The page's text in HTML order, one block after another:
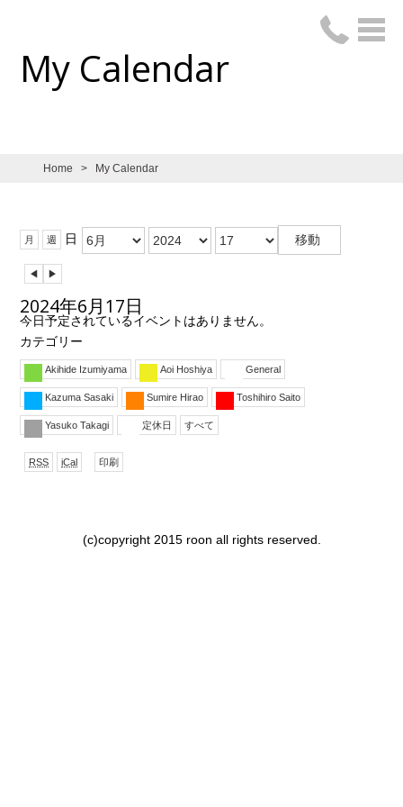
My Calendar
Home > My Calendar
月 週 日 月: 年: 日:
前
へ
次
へ
2024年6月17日
今日予定されているイベントはありません。
カテゴリー
Akihide Izumiyama Aoi Hoshiya General
Kazuma Sasaki Sumire Hirao Toshihiro Saito
Yasuko Takagi 定休日 すべて
RSS
購
iCal
式
ロー
印刷
示
(c)copyright 2015 roon all rights reserved.